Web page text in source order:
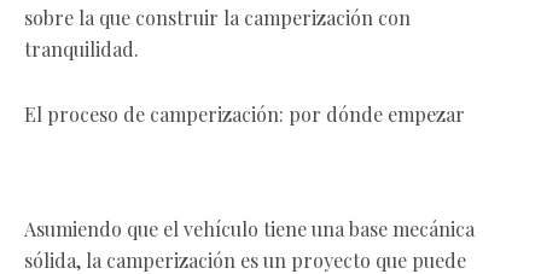
sobre la que construir la camperización con
tranquilidad.
El proceso de camperización: por dónde empezar
Asumiendo que el vehículo tiene una base mecánica
sólida, la camperización es un proyecto que puede